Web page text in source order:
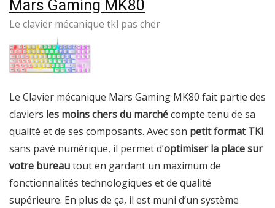
Mars Gaming MK80
Le clavier mécanique tkl pas cher
Le Clavier mécanique Mars Gaming MK80 fait partie des
claviers les moins chers du marchécompte tenu de sa
qualité et de ses composants. Avec son petit format TKl
sans pavé numérique, il permet d’optimiser la place sur
votre bureautout en gardant un maximum de
fonctionnalités technologiques et de qualité
supérieure. En plus de ça, il est muni d’un système